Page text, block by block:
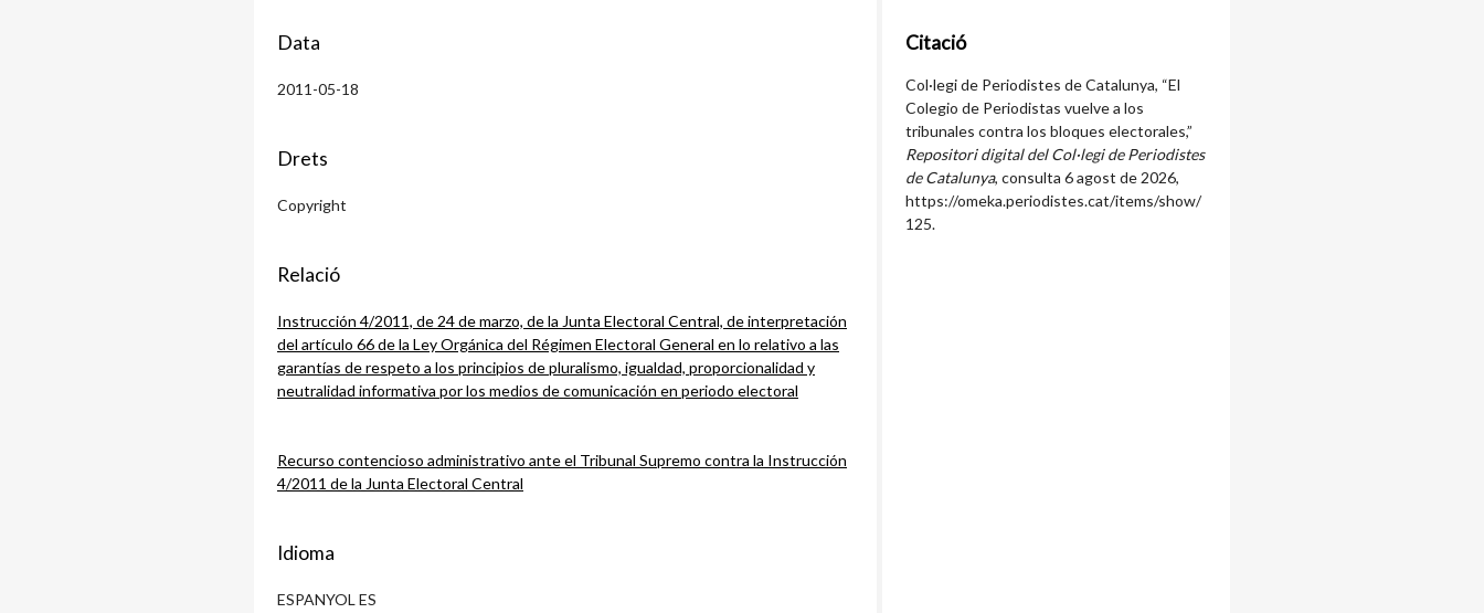
Data
2011-05-18
Drets
Copyright
Relació
Instrucción 4/2011, de 24 de marzo, de la Junta Electoral Central, de interpretación
del artículo 66 de la Ley Orgánica del Régimen Electoral General en lo relativo a las
garantías de respeto a los principios de pluralismo, igualdad, proporcionalidad y
neutralidad informativa por los medios de comunicación en periodo electoral
Recurso contencioso administrativo ante el Tribunal Supremo contra la Instrucción
4/2011 de la Junta Electoral Central
Idioma
ESPANYOL ES
Citació
Col·legi de Periodistes de Catalunya, “El
Colegio de Periodistas vuelve a los
tribunales contra los bloques electorales,”
Repositori digital del Col·legi de Periodistes
de Catalunya, consulta 6 agost de 2026,
https://omeka.periodistes.cat/items/show/
125.